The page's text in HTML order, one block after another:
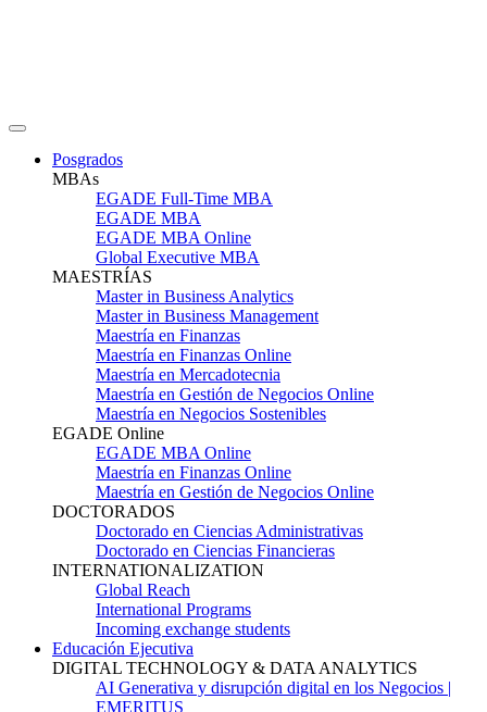
Posgrados
MBAs
EGADE Full-Time MBA
EGADE MBA
EGADE MBA Online
Global Executive MBA
MAESTRÍAS
Master in Business Analytics
Master in Business Management
Maestría en Finanzas
Maestría en Finanzas Online
Maestría en Mercadotecnia
Maestría en Gestión de Negocios Online
Maestría en Negocios Sostenibles
EGADE Online
EGADE MBA Online
Maestría en Finanzas Online
Maestría en Gestión de Negocios Online
DOCTORADOS
Doctorado en Ciencias Administrativas
Doctorado en Ciencias Financieras
INTERNATIONALIZATION
Global Reach
International Programs
Incoming exchange students
Educación Ejecutiva
DIGITAL TECHNOLOGY & DATA ANALYTICS
AI Generativa y disrupción digital en los Negocios |
EMERITUS